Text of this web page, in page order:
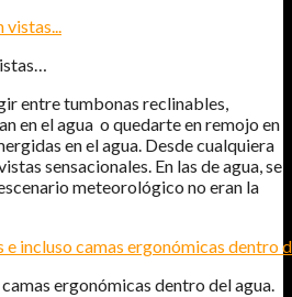
entre tumbonas reclinables,
en el agua o quedarte en remojo en
en el agua. Desde cualquiera
sensacionales. En las de agua, se
meteorológico no eran la
ergonómicas dentro del agua.